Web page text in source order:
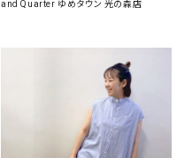
and Quarter ゆめタウン 光の森店